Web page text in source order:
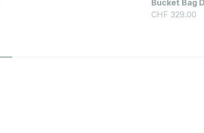
Bucket Bag
Angebot
CHF 329.00